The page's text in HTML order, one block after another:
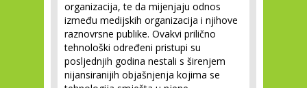
organizacija, te da mijenjaju odnos
između medijskih organizacija i njihove
raznovrsne publike. Ovakvi prilično
tehnološki određeni pristupi su
posljednjih godina nestali s širenjem
nijansiranijih objašnjenja kojima se